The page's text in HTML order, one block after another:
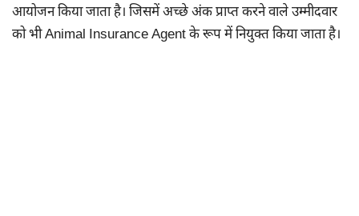
आयोजन किया जाता है। जिसमें अच्छे अंक प्राप्त करने वाले उम्मीदवार
को भी Animal Insurance Agent के रूप में नियुक्त किया जाता है।